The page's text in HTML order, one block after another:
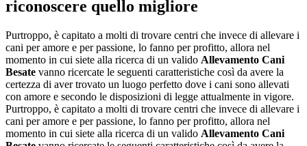
riconoscere quello migliore
Purtroppo, è capitato a molti di trovare centri che invece di allevare i
cani per amore e per passione, lo fanno per profitto, allora nel
momento in cui siete alla ricerca di un valido Allevamento Cani
Besate vanno ricercate le seguenti caratteristiche così da avere la
certezza di aver trovato un luogo perfetto dove i cani sono allevati
con amore e secondo le disposizioni di legge attualmente in vigore.
Purtroppo, è capitato a molti di trovare centri che invece di allevare i
cani per amore e per passione, lo fanno per profitto, allora nel
momento in cui siete alla ricerca di un valido Allevamento Cani